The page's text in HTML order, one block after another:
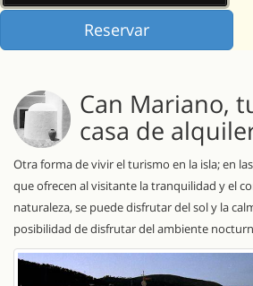
Can Mariano,
casa de
Otra forma de vivir el turismo en la isla; en
que ofrecen al visitante la tranquilidad y el
naturaleza, se puede disfrutar del sol y la
posibilidad de disfrutar del ambiente